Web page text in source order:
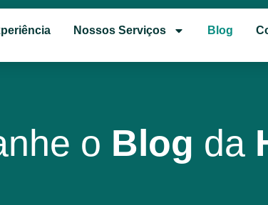
Nossos Serviços Blog
o Blog da